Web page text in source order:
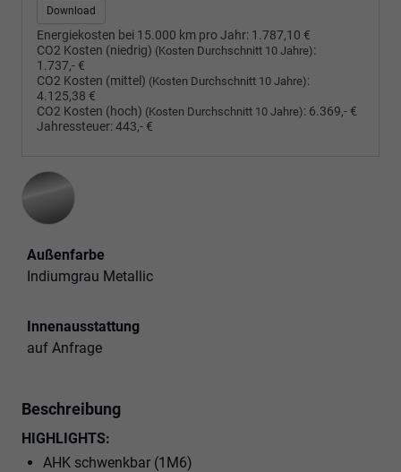
Download
Energiekosten bei 15.000 km pro Jahr: 1.787,10 €
CO2 Kosten (niedrig) (Kosten Durchschnitt 10 Jahre):
1.737,- €
CO2 Kosten (mittel) (Kosten Durchschnitt 10 Jahre):
4.125,38 €
CO2 Kosten (hoch) (Kosten Durchschnitt 10 Jahre): 6.369,- €
Jahressteuer:443,- €
Außenfarbe
Indiumgrau Metallic
Innenausstattung
auf Anfrage
Beschreibung
HIGHLIGHTS:
AHK schwenkbar (1M6)